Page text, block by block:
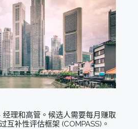
理和高管。候选人需要每月赚取
互补性评估框架 (COMPASS)。